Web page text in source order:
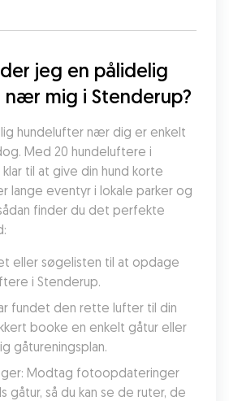
jeg en pålidelig
mig i Stenderup?
hundelufter nær dig er enkelt
Med 20 hundeluftere i
til at give din hund korte
lange eventyr i lokale parker og
finder du det perfekte
eller søgelisten til at opdage
i Stenderup.
fundet den rette lufter til din
booke en enkelt gåtur eller
gåtureningsplan.
Modtag fotoopdateringer
gåtur, så du kan se de ruter, de